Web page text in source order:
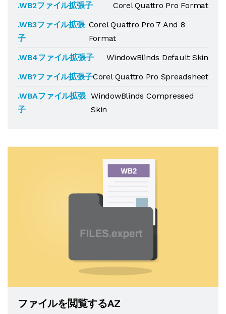
.WB2ファイル拡張子
Corel Quattro Pro Format
.WB3ファイル拡張
子
Corel Quattro Pro 7 And 8
Format
.WB4ファイル拡張子
WindowBlinds Default Skin
.WB?ファイル拡張子Corel Quattro Pro Spreadsheet
.WBAファイル拡張
子
WindowBlinds Compressed
Skin
ファイルを閲覧するAZ